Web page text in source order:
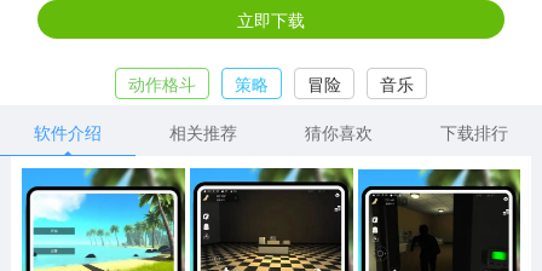
1072款应用
418款应用
568款应用
音乐舞蹈
269款应用
2716款应用
515款应用
其他
游戏助手
MOD游戏
立即下载
动作格斗 策略 冒险
音乐
软件介绍
相关推荐 猜你喜欢 下载排行